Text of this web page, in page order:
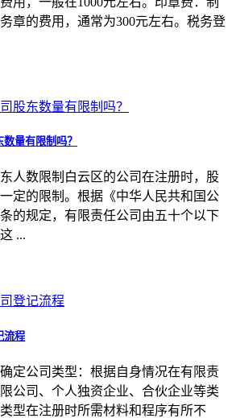
章的费用，通常为300元左右。税务登
量有限制吗？
人数限制白云区的公司在注册时，股
定的限制。根据《中华人民共和国公
的规定，有限责任公司由五十个以下
...
流程
定公司类型：根据自身情况在有限责
公司、个人独资企业、合伙企业等类
型在注册时所需材料和程序有所不